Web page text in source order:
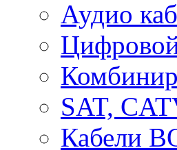
Аудио
SAT,
Кабели